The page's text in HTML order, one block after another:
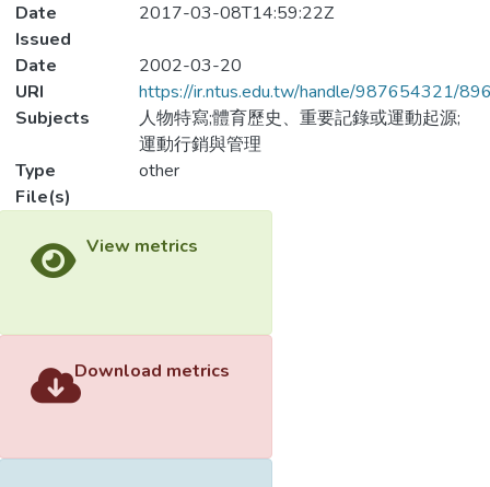
Date
Issued
2017-03-08T14:59:22Z
Date
2002-03-20
URI
https://ir.ntus.edu.tw/handle/987654321/
Subjects
人物特寫;體育歷史、重要記錄或運動起源;
運動行銷與管理
Type
other
File(s)
Size